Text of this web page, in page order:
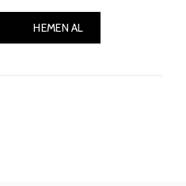
2.890,00₺.
HEMEN AL